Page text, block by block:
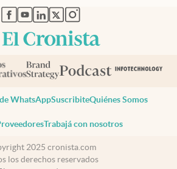
abre en nueva pestaña
abre en nueva pestaña
abre en nueva pestaña
abre en nueva pestaña
abre en nueva pestaña
WhatsAppSuscribiteQuiénes Somos
Trabajá con nosotros
2025 cronista.com
los derechos reservados